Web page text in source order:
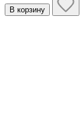
В корзину